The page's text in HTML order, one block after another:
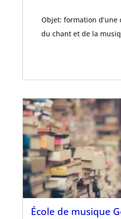
Objet: formation d’une
du chant et de la
École de musique